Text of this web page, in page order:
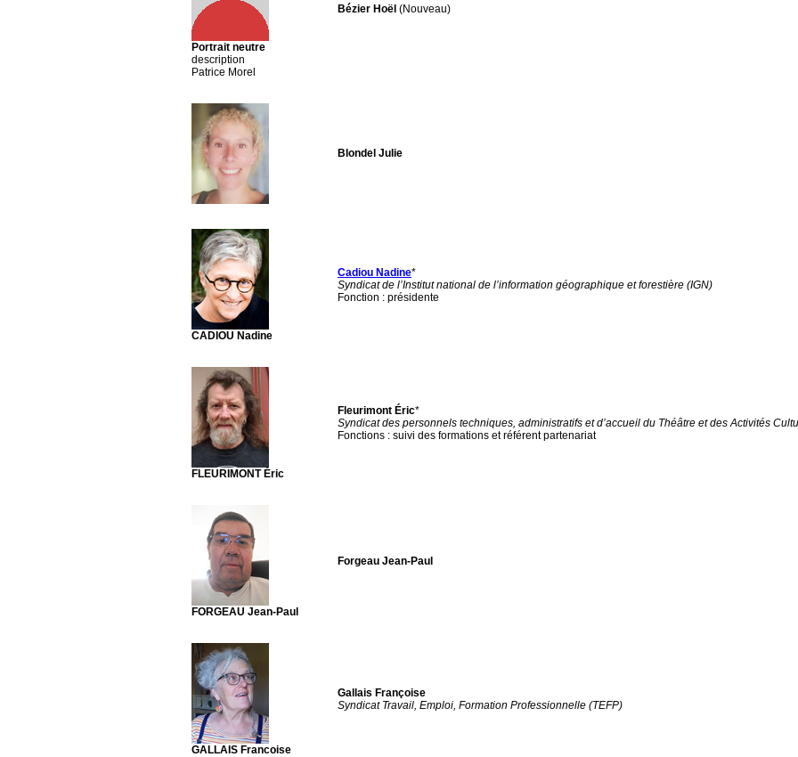
Portrait neutre
description
Patrice Morel
Bézier Hoël (Nouveau)
Blondel Julie
CADIOU Nadine
Cadiou Nadine*
Syndicat de l’Institut national de l’information géographique et forestière (IGN)
Fonction : présidente
FLEURIMONT Éric
Fleurimont Éric*
Syndicat des personnels techniques, administratifs et d’accueil du Théâtre et des Activités
Fonctions : suivi des formations et référent partenariat
FORGEAU Jean-Paul
Forgeau Jean-Paul
GALLAIS Francoise
Gallais Françoise
Syndicat Travail, Emploi, Formation Professionnelle (TEFP)